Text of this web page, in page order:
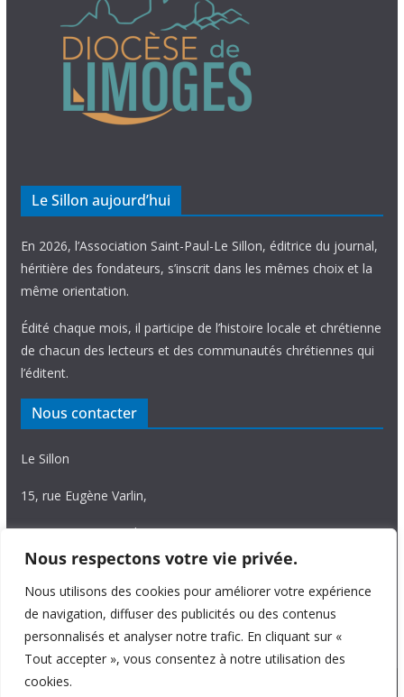
Nous respectons votre vie privée.
Nous utilisons des cookies pour améliorer votre expérience
de navigation, diffuser des publicités ou des contenus
personnalisés et analyser notre trafic. En cliquant sur «
Tout accepter », vous consentez à notre utilisation des
cookies.
Le Sillon aujourd’hui
En 2026, l’Association Saint-Paul-Le Sillon, éditrice du journal,
héritière des fondateurs, s’inscrit dans les mêmes choix et la
même orientation.
Édité chaque mois, il participe de l’histoire locale et chrétienne
de chacun des lecteurs et des communautés chrétiennes qui
l’éditent.
Nous contacter
Le Sillon
15, rue Eugène Varlin,
87036 Limoges Cedex.
Tél. 05 55 06 14 15
Nous écrire